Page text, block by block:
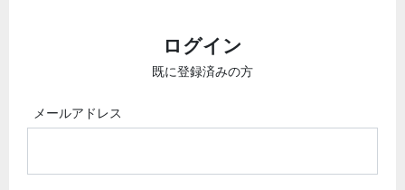
ログイン
既に登録済みの方
メールアドレス